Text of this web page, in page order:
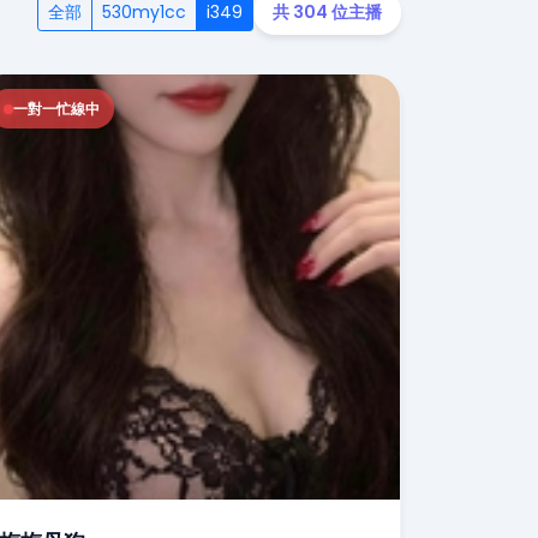
全部 530my1cc i349 共 304 位主播
一對一忙線中